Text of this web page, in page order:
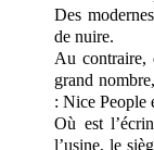
Des
de nuire.
Au contraire,
grand
: Nice People
Où est
l’usine, le